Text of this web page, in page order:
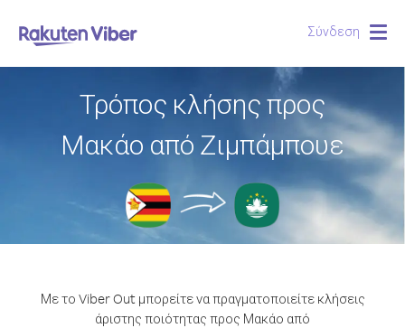
Σύνδεση
Τρόπος κλήσης προς
Μακάο από Ζιμπάμπουε
Με το Viber Out μπορείτε να πραγματοποιείτε κλήσεις
άριστης ποιότητας προς Μακάο από